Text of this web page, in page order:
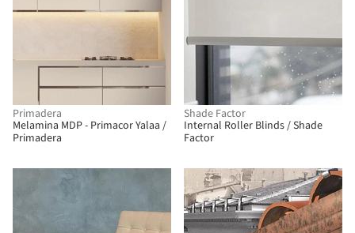
Primadera
Melamina MDP - Primacor Yalaa /
Primadera
Shade Factor
Internal Roller Blinds / Shade
Factor